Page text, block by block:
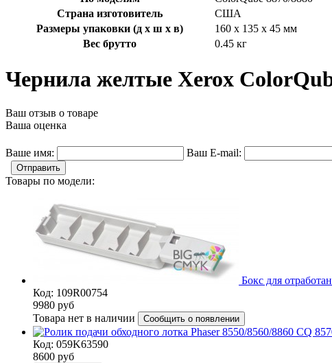
Страна изготовитель
США
Размеры упаковки (д х ш х в)
160 x 135 x 45 мм
Вес брутто
0.45 кг
Чернила желтые Xerox
Ваш отзыв о товаре
Ваша оценка
Ваше имя: Ваш E-mail:
Отправить
Товары по модели:
Бокс для
Код: 109R00754
9980 руб
Товара нет в наличии
Сообщить о появлении
Код: 059K63590
8600 руб